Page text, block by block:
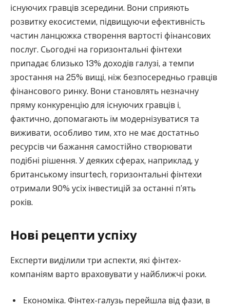
існуючих гравців зсередини. Вони сприяють
розвитку екосистеми, підвищуючи ефективність
частин ланцюжка створення вартості фінансових
послуг. Сьогодні на горизонтальні фінтехи
припадає близько 13% доходів галузі, а темпи
зростання на 25% вищі, ніж безпосередньо гравців
фінансового ринку. Вони становлять незначну
пряму конкуренцію для існуючих гравців і,
фактично, допомагають їм модернізуватися та
виживати, особливо тим, хто не має достатньо
ресурсів чи бажання самостійно створювати
подібні рішення. У деяких сферах, наприклад, у
британському insurtech, горизонтальні фінтехи
отримали 90% усіх інвестицій за останні п’ять
років.
Нові рецепти успіху
Експерти виділили три аспекти, які фінтех-
компаніям варто враховувати у найближчі роки.
Економіка. Фінтех-галузь перейшла від фази, в